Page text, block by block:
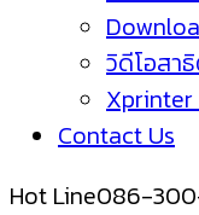
วิดีโอสา
Xprinter
Contact Us
Hot Line086-